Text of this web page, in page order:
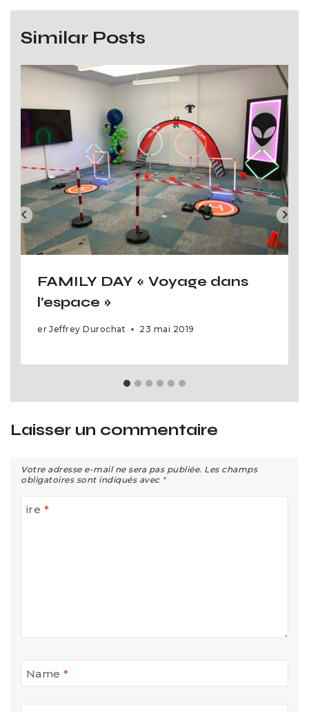
Similar Posts
FAMILY DAY « Voyage dans
l’espace »
er Jeffrey Durochat 23 mai 2019
Laisser un commentaire
Votre adresse e-mail ne sera pas publiée. Les champs
obligatoires sont indiqués avec *
ire *
Name *